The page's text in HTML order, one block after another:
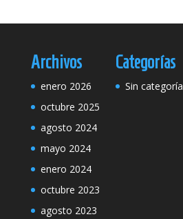
Archivos
enero 2026
octubre 2025
agosto 2024
mayo 2024
enero 2024
octubre 2023
agosto 2023
Categorías
Sin categoría